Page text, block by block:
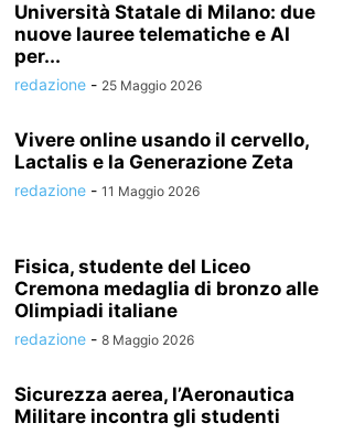
Università Statale di Milano: due
nuove lauree telematiche e AI
per...
redazione - 25 Maggio 2026
Vivere online usando il cervello,
Lactalis e la Generazione Zeta
redazione - 11 Maggio 2026
Fisica, studente del Liceo
Cremona medaglia di bronzo alle
Olimpiadi italiane
redazione - 8 Maggio 2026
Sicurezza aerea, l’Aeronautica
Militare incontra gli studenti